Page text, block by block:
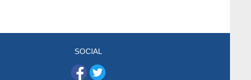
SOCIAL